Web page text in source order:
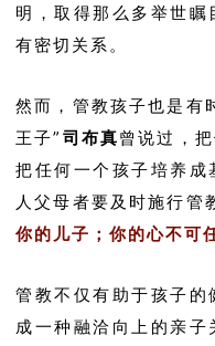
明，取得那么多举世
有密切关系。
然而，管教孩子也是有
王子” 司布真曾说过，
把任何一个孩子培养成
人父母者要及时施行管
你的儿子；你的心不可
管教不仅有助于孩子
成一种融洽向上的亲